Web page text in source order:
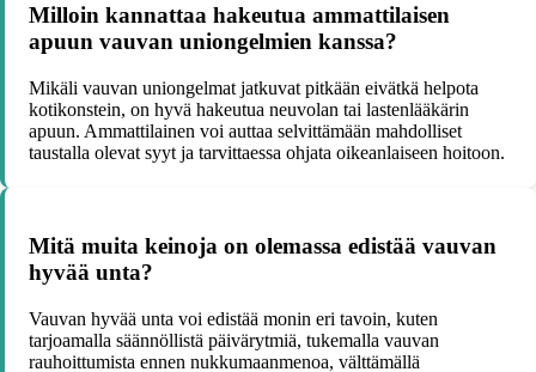
Milloin kannattaa hakeutua ammattilaisen
apuun vauvan uniongelmien kanssa?
Mikäli vauvan uniongelmat jatkuvat pitkään eivätkä helpota
kotikonstein, on hyvä hakeutua neuvolan tai lastenlääkärin
apuun. Ammattilainen voi auttaa selvittämään mahdolliset
taustalla olevat syyt ja tarvittaessa ohjata oikeanlaiseen hoitoon.
Mitä muita keinoja on olemassa edistää vauvan
hyvää unta?
Vauvan hyvää unta voi edistää monin eri tavoin, kuten
tarjoamalla säännöllistä päivärytmiä, tukemalla vauvan
rauhoittumista ennen nukkumaanmenoa, välttämällä